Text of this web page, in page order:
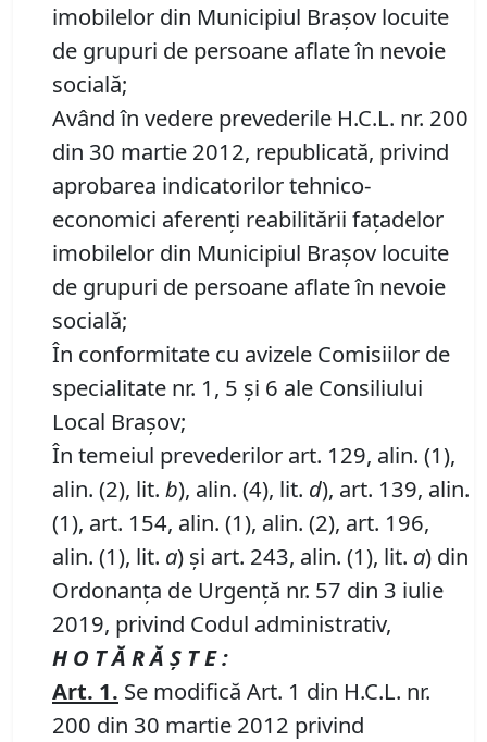
imobilelor din Municipiul Braşov locuite
de grupuri de persoane aflate în nevoie
socială;
Având în vedere prevederile H.C.L. nr. 200
din 30 martie 2012, republicată, privind
aprobarea indicatorilor tehnico-
economici aferenţi reabilitării faţadelor
imobilelor din Municipiul Braşov locuite
de grupuri de persoane aflate în nevoie
socială;
În conformitate cu avizele Comisiilor de
specialitate nr. 1, 5 și 6 ale Consiliului
Local Brașov;
În temeiul prevederilor art. 129, alin. (1),
alin. (2), lit. b), alin. (4), lit. d), art. 139, alin.
(1), art. 154, alin. (1), alin. (2), art. 196,
alin. (1), lit. a) și art. 243, alin. (1), lit. a) din
Ordonanța de Urgență nr. 57 din 3 iulie
2019, privind Codul administrativ,
H O T Ă R Ă Ş T E :
Art. 1. Se modifică Art. 1 din H.C.L. nr.
200 din 30 martie 2012 privind